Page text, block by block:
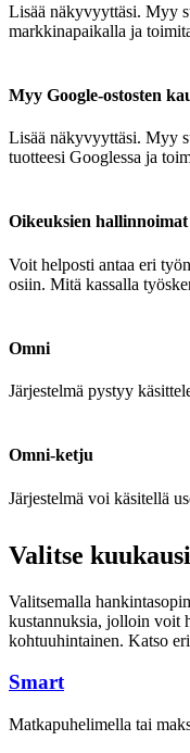
Lisää näkyvyyttäsi. Myy
markkinapaikalla ja
Myy Google-ostosten
Lisää näkyvyyttäsi. Myy
tuotteesi Googlessa ja
Oikeuksien hallinnoimat
Voit helposti antaa eri
osiin. Mitä kassalla
Omni
Järjestelmä pystyy
Omni-ketju
Järjestelmä voi käsitellä
Valitse
Valitsemalla
kustannuksia, jolloin voit
kohtuuhintainen. Katso
Smart
Matkapuhelimella tai